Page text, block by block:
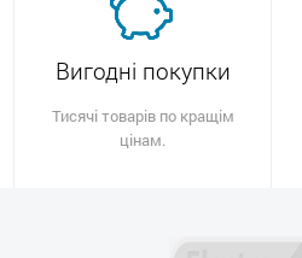
Вигодні покупки
Тисячі товарів по кращім
цінам.